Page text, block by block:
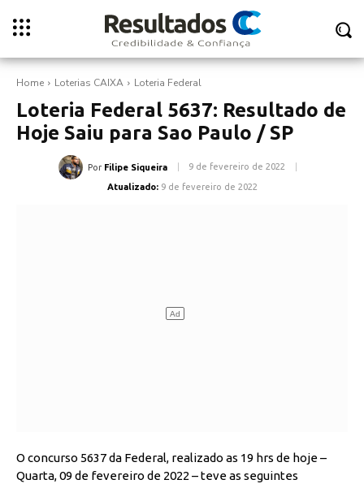
Home Loterias CAIXA Loteria Federal
Loteria Federal 5637: Resultado de
Hoje Saiu para Sao Paulo / SP
Por Filipe Siqueira 9 de fevereiro de 2022
Atualizado: 9 de fevereiro de 2022
O concurso 5637 da Federal, realizado as 19 hrs de hoje –
Quarta, 09 de fevereiro de 2022 – teve as seguintes